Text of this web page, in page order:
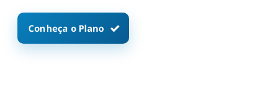
Conheça o Plano